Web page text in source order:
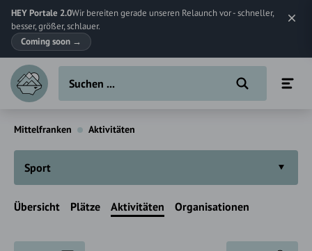
HEY Portale 2.0Wir bereiten gerade unseren Relaunch vor - schneller,
besser, größer, schlauer.
Coming soon →
Mittelfranken Aktivitäten
Sport
Übersicht Plätze Aktivitäten Organisationen